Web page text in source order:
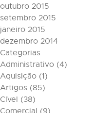
outubro 2015
setembro 2015
janeiro 2015
dezembro 2014
Categorias
Administrativo (4)
Aquisição (1)
Artigos (85)
Cível (38)
Comercial (9)